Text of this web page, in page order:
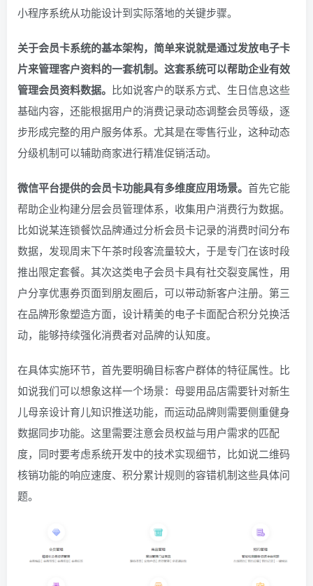
小程序系统从功能设计到实际落地的关键步骤。
关于会员卡系统的基本架构，简单来说就是通过发放电子卡
片来管理客户资料的一套机制。这套系统可以帮助企业有效
管理会员资料数据。 比如说客户的联系方式、生日信息这些
基础内容，还能根据用户的消费记录动态调整会员等级，逐
步形成完整的用户服务体系。尤其是在零售行业，这种动态
分级机制可以辅助商家进行精准促销活动。
微信平台提供的会员卡功能具有多维度应用场景。 首先它能
帮助企业构建分层会员管理体系，收集用户消费行为数据。
比如说某连锁餐饮品牌通过分析会员卡记录的消费时间分布
数据，发现周末下午茶时段客流量较大，于是专门在该时段
推出限定套餐。其次这类电子会员卡具有社交裂变属性，用
户分享优惠券页面到朋友圈后，可以带动新客户注册。第三
在品牌形象塑造方面，设计精美的电子卡面配合积分兑换活
动，能够持续强化消费者对品牌的认知度。
在具体实施环节，首先要明确目标客户群体的特征属性。比
如说我们可以想象这样一个场景：母婴用品店需要针对新生
儿母亲设计育儿知识推送功能，而运动品牌则需要侧重健身
数据同步功能。这里需要注意会员权益与用户需求的匹配
度，同时要考虑系统开发中的技术实现细节，比如说二维码
核销功能的响应速度、积分累计规则的容错机制这些具体问
题。